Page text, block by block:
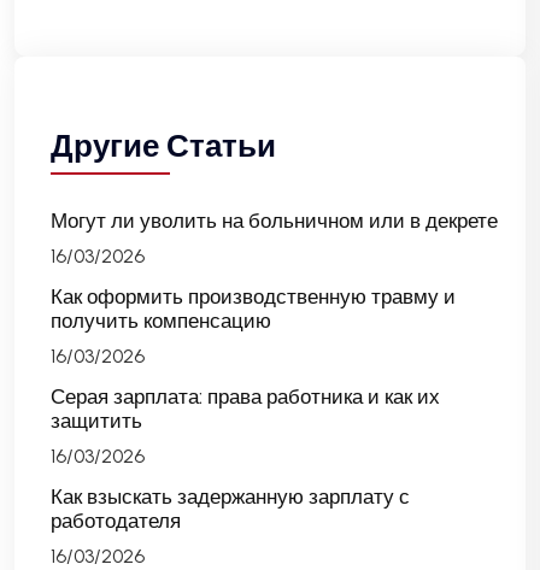
Другие Статьи
Могут ли уволить на больничном или в декрете
16/03/2026
Как оформить производственную травму и
получить компенсацию
16/03/2026
Серая зарплата: права работника и как их
защитить
16/03/2026
Как взыскать задержанную зарплату с
работодателя
16/03/2026